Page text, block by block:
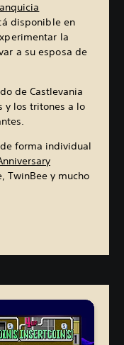
disponible en
la
a su esposa de
de Castlevania
y los tritones a lo
forma individual
TwinBee y mucho